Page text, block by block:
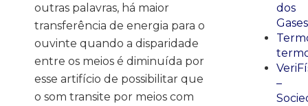
outras palavras, há maior
transferência de energia para o
ouvinte quando a disparidade
entre os meios é diminuída por
esse artifício de possibilitar que
o som transite por meios com
dos
Gases
–